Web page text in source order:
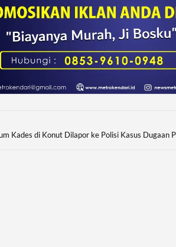
Kades di Konut Dilapor ke Polisi Kasus Dugaan